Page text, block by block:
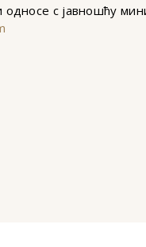
с јавношћу